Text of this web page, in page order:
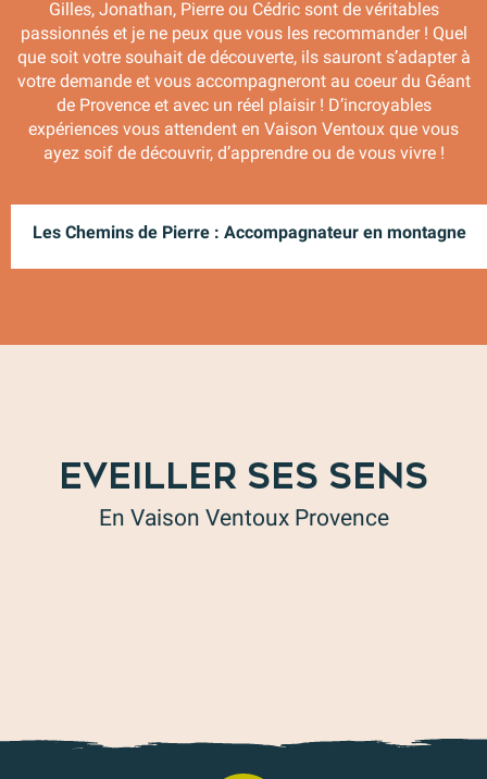
Gilles, Jonathan, Pierre ou Cédric sont de véritables
passionnés et je ne peux que vous les recommander ! Quel
que soit votre souhait de découverte, ils sauront s’adapter à
votre demande et vous accompagneront au coeur du Géant
de Provence et avec un réel plaisir ! D’incroyables
expériences vous attendent en Vaison Ventoux que vous
ayez soif de découvrir, d’apprendre ou de vous vivre !
Les Chemins de Pierre : Accompagnateur en montagne
EVEILLER SES SENS
En Vaison Ventoux Provence